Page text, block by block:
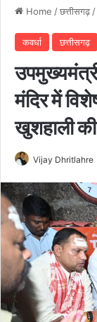
Home /छत्तीसगढ़ /
कवर्धा छत्तीसगढ़
मंदिर में
खुशहाली
Vijay Dhritlahre